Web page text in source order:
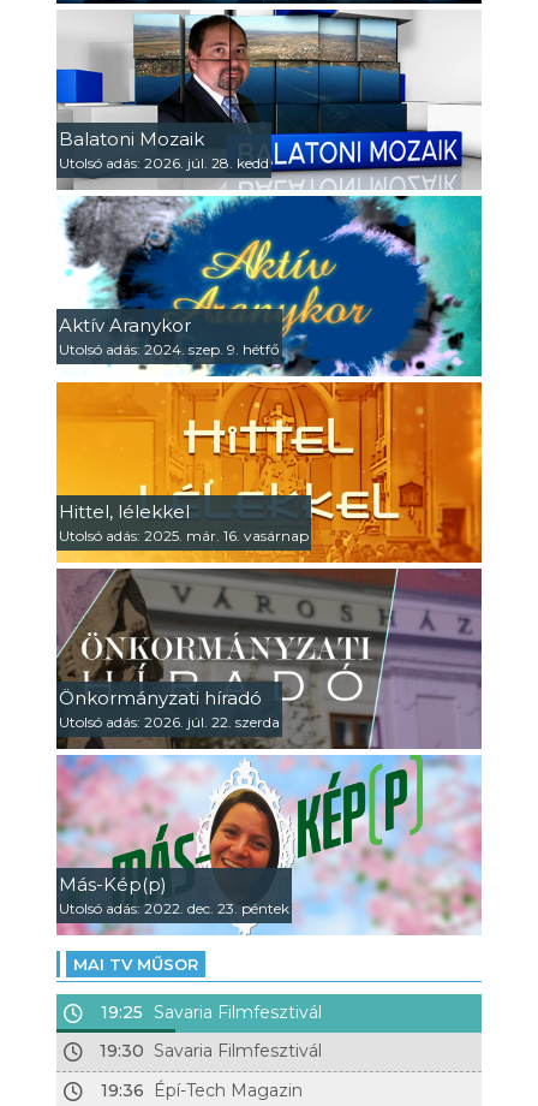
Balatoni Mozaik
Utolsó adás: 2026. júl. 28. kedd
Aktív Aranykor
Utolsó adás: 2024. szep. 9. hétfő
Hittel, lélekkel
Utolsó adás: 2025. már. 16. vasárnap
Önkormányzati híradó
Utolsó adás: 2026. júl. 22. szerda
Más-Kép(p)
Utolsó adás: 2022. dec. 23. péntek
MAI TV MŰSOR
19:25 Savaria Filmfesztivál
19:30 Savaria Filmfesztivál
19:36
Épí-Tech Magazin